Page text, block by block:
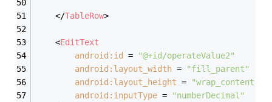
</TableRow>
<EditText
android:id
=
"@+id/operateValue2"
android:layout_width =
"fill_parent"
android:layout_height =
"wrap_content"
android:inputType =
"numberDecimal"